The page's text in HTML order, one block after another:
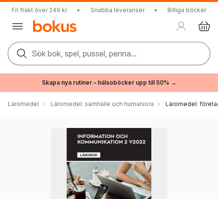
Fri frakt över 249 kr • Snabba leveranser • Billiga böcker
Sök bok, spel, pussel, penna...
Skapa nya rutiner – hälsoböcker upp till 50% →
Läromedel Läromedel: samhälle och humaniora Läromedel: